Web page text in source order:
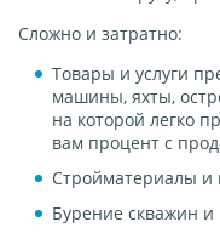
Сложно и затратно:
Товары и услуги
машины, яхты,
на которой легко
вам процент с
Стройматериалы и
Бурение скважин